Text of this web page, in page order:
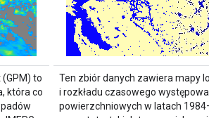
to
która co
Ten zbiór danych zawiera mapy
i rozkładu czasowego
powierzchniowych w latach